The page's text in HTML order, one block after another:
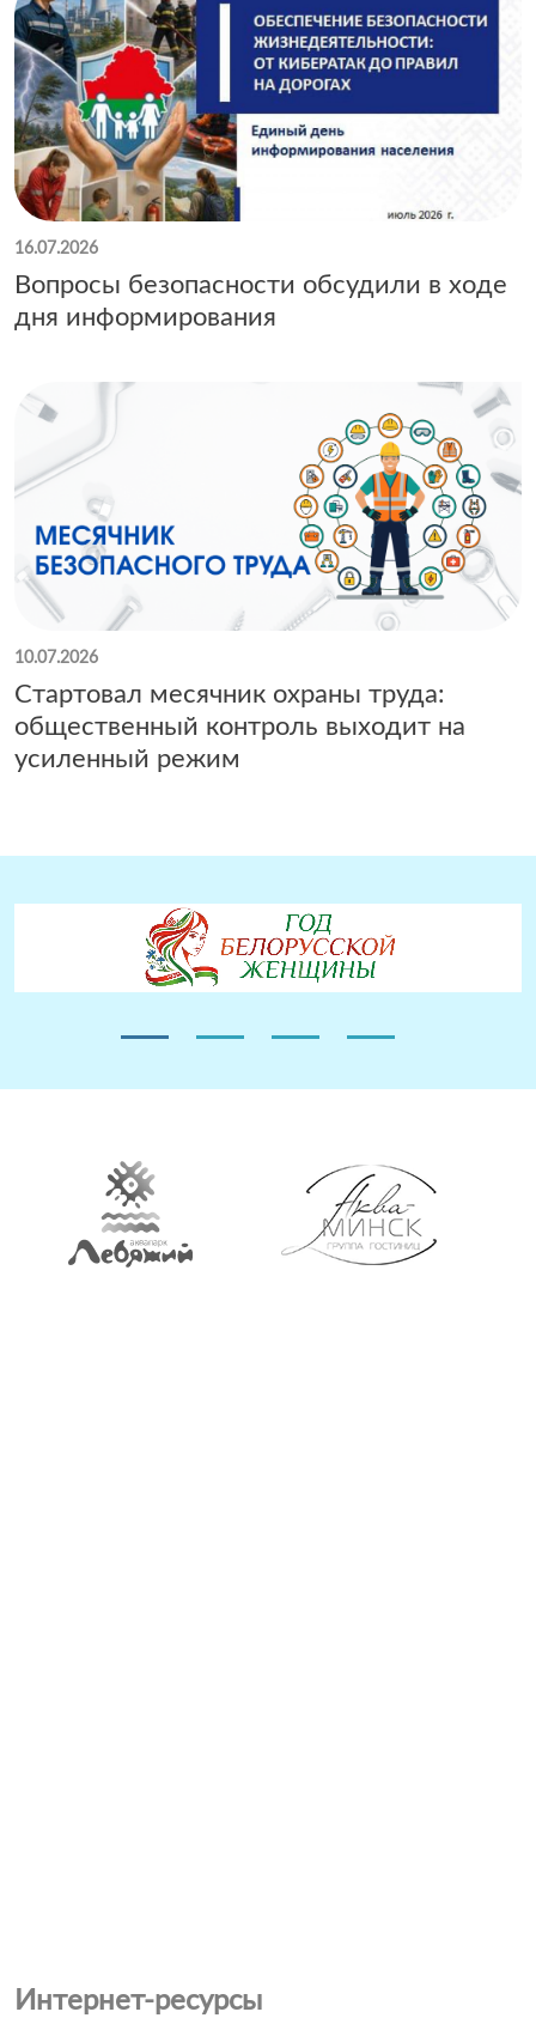
16.07.2026
Вопросы безопасности обсудили в ходе
дня информирования
10.07.2026
Стартовал месячник охраны труда:
общественный контроль выходит на
усиленный режим
Интернет-ресурсы